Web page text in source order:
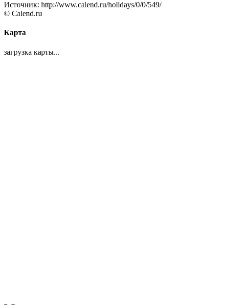
Источник: http://www.calend.ru/holidays/0/0/549/
© Calend.ru
Карта
загрузка карты...